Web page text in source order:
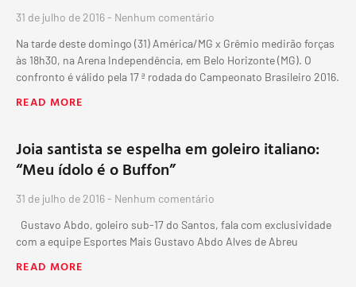
31 de julho de 2016
Nenhum comentário
Na tarde deste domingo (31) América/MG x Grêmio medirão forças
às 18h30, na Arena Independência, em Belo Horizonte (MG). O
confronto é válido pela 17 ª rodada do Campeonato Brasileiro 2016.
READ MORE
Joia santista se espelha em goleiro italiano:
“Meu ídolo é o Buffon”
31 de julho de 2016
Nenhum comentário
Gustavo Abdo, goleiro sub-17 do Santos, fala com exclusividade
com a equipe Esportes Mais Gustavo Abdo Alves de Abreu
READ MORE